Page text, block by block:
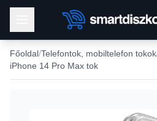
Főoldal Telefontok, mobiltelefon tokok
iPhone 14 Pro Max tok